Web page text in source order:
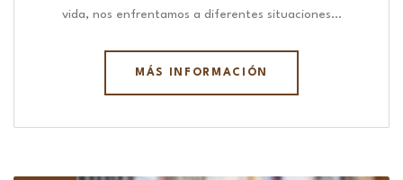
vida, nos enfrentamos a diferentes situaciones…
MÁS INFORMACIÓN